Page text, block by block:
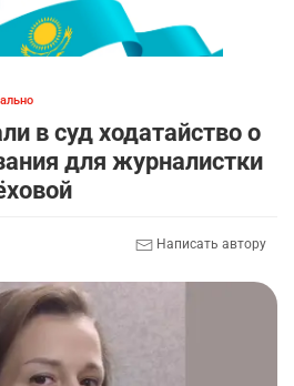
в суд ходатайство о
для журналистки
Написать автору